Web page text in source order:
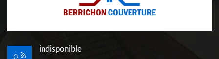
indisponible